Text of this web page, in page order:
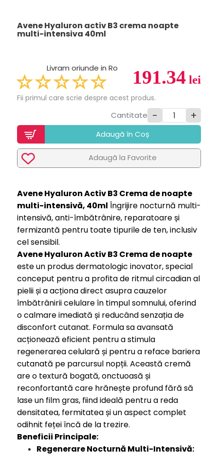
Avene Hyaluron activ B3 crema noapte
multi-intensiva 40ml
191.34 lei
Livram oriunde in Ro
Fii primul care scrie despre acest produs.
Cantitate - +
Adaugã în Coș
Adaugã la Favorite
Avene Hyaluron Activ B3 Crema de noapte
multi-intensivă, 40ml Îngrijire nocturnă multi-
intensivă, anti-îmbătrânire, reparatoare și
fermizantă pentru toate tipurile de ten, inclusiv
cel sensibil.
Avene Hyaluron Activ B3 Crema de noapte
este un produs dermatologic inovator, special
conceput pentru a profita de ritmul circadian al
pielii și a acționa direct asupra cauzelor
îmbătrânirii celulare în timpul somnului, oferind
o calmare imediată și reducând senzația de
disconfort cutanat. Formula sa avansată
acționează eficient pentru a stimula
regenerarea celulară și pentru a reface bariera
cutanată pe parcursul nopții. Această cremă
are o textură bogată, onctuoasă și
reconfortantă care hrănește profund fără să
lase un film gras, fiind ideală pentru a reda
densitatea, fermitatea și un aspect complet
odihnit feței încă de la trezire.
Beneficii Principale:
Regenerare Nocturnă Multi-Intensivă: